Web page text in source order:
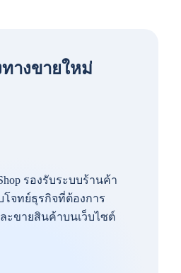
างขายใหม่
รองรับระบบร้านค้า
จทย์ธุรกิจที่ต้องการ
ะขายสินค้าบนเว็บไซต์